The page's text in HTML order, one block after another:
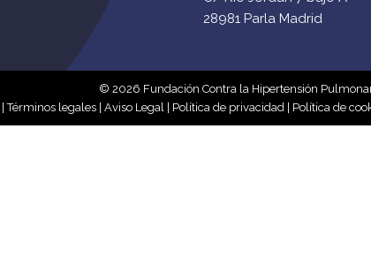
28981 Parla Madrid
© 2026 Fundación Contra la Hipertensión
|Términos legales Aviso Legal Política de privacidad Política de